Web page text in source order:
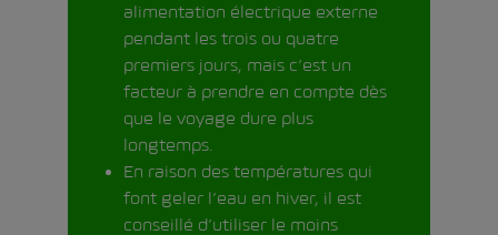
alimentation électrique externe
pendant les trois ou quatre
premiers jours, mais c’est un
facteur à prendre en compte dès
que le voyage dure plus
longtemps.
En raison des températures qui
font geler l’eau en hiver, il est
conseillé d’utiliser le moins